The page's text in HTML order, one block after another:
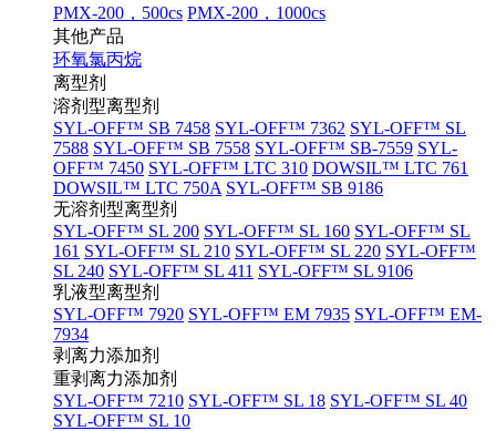
PMX-200，500cs PMX-200，1000cs
其他产品
环氧氯丙烷
离型剂
溶剂型离型剂
SYL-OFF™ SB 7458 SYL-OFF™ 7362 SYL-OFF™ SL
7588 SYL-OFF™ SB 7558 SYL-OFF™ SB-7559 SYL-
OFF™ 7450 SYL-OFF™ LTC 310 DOWSIL™ LTC 761
DOWSIL™ LTC 750A SYL-OFF™ SB 9186
无溶剂型离型剂
SYL-OFF™ SL 200 SYL-OFF™ SL 160 SYL-OFF™ SL
161 SYL-OFF™ SL 210 SYL-OFF™ SL 220 SYL-OFF™
SL 240 SYL-OFF™ SL 411 SYL-OFF™ SL 9106
乳液型离型剂
SYL-OFF™ 7920 SYL-OFF™ EM 7935 SYL-OFF™ EM-
7934
剥离力添加剂
重剥离力添加剂
SYL-OFF™ 7210 SYL-OFF™ SL 18 SYL-OFF™ SL 40
SYL-OFF™ SL 10